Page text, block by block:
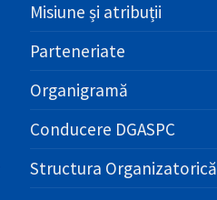
Misiune și atribuții
Parteneriate
Organigramă
Conducere DGASPC
Structura Organizatorică